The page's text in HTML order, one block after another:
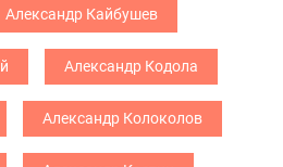
Александр Кайбушев
Александр Кодола
Александр Колоколов